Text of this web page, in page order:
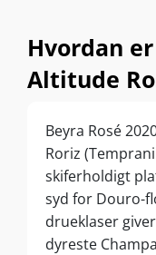
Hvordan
Altitude
Beyra Rosé
Roriz
skiferholdigt
syd for Douro-
drueklaser
dyreste